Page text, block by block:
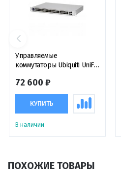
Управляемые
коммутаторы Ubiquiti UniFi
72 600 ₽
КУПИТЬ
В наличии
ПОХОЖИЕ ТОВАРЫ